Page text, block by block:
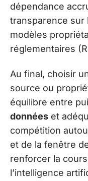
dépendance
transparence sur
modèles
réglementaires
Au final, choisir
source ou
équilibre entre
données et
compétition
et de la fenêtre
renforcer la
l’intelligence